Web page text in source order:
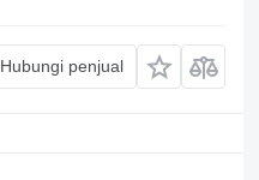
Hubungi penjual